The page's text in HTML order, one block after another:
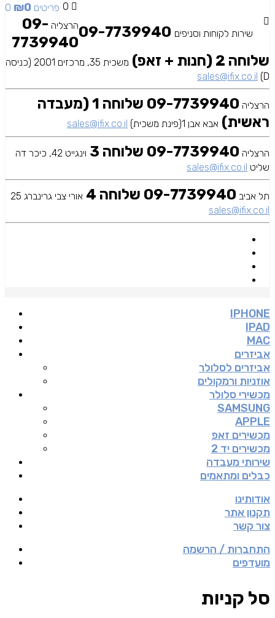
0 0 פריטים ₪0
שירות לקוחות וסניפים
הרצליה 09-
7739940
שלוחה 2 (חנות + זאפ)
משכית 35, מרכזים 2001 (כניסה
D)
sales@ifix.co.il
הרצליה
09-7739940 שלוחה 1 (מעבדה
ראשית) אבא אבן 1(פינת משכית) sales@ifix.co.il
הרצליה 09-7739940 שלוחה 3
וינגייט 42, כיכר דה
שליט sales@ifix.co.il
תל אביב 09-7739940 שלוחה 4
אורי צבי גרינברג 25
sales@ifix.co.il
IPHONE
IPAD
MAC
אביזרים
אביזרים לסלולר
אוזניות ורמקולים
מכשירי סלולר
SAMSUNG
APPLE
מכשירים זאפ
מכשירים יד 2
שירותי מעבדה
כבלים ומתאמים
אודותינו
תקנון אתר
צור קשר
התחברות / הרשמה
מועדפים
סל קניות